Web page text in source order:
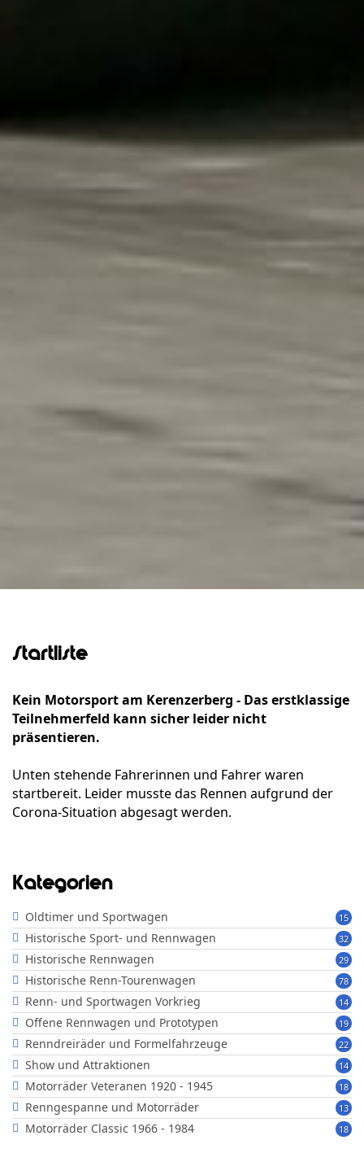
Startliste
Kein Motorsport am Kerenzerberg - Das erstklassige
Teilnehmerfeld kann sicher leider nicht
präsentieren.
Unten stehende Fahrerinnen und Fahrer waren
startbereit. Leider musste das Rennen aufgrund der
Corona-Situation abgesagt werden.
Kategorien
15
Oldtimer und Sportwagen
32
Historische Sport- und Rennwagen
29
Historische Rennwagen
78
Historische Renn-Tourenwagen
14
Renn- und Sportwagen Vorkrieg
19
Offene Rennwagen und Prototypen
22
Renndreiräder und Formelfahrzeuge
14
Show und Attraktionen
18
Motorräder Veteranen 1920 - 1945
13
Renngespanne und Motorräder
18
Motorräder Classic 1966 - 1984